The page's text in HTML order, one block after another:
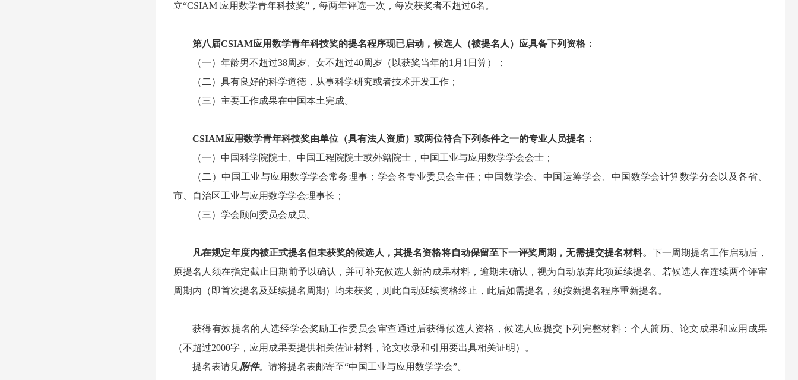
立“CSIAM 应用数学青年科技奖”，每两年评选一次，每次获奖者不超过6名。
第八届CSIAM应用数学青年科技奖的提名程序现已启动，候选人（被提名人）应具备下列资格：
（一）年龄男不超过38周岁、女不超过40周岁（以获奖当年的1月1日算）；
（二）具有良好的科学道德，从事科学研究或者技术开发工作；
（三）主要工作成果在中国本土完成。
CSIAM应用数学青年科技奖由单位（具有法人资质）或两位符合下列条件之一的专业人员提名：
（一）中国科学院院士、中国工程院院士或外籍院士，中国工业与应用数学学会会士；
（二）中国工业与应用数学学会常务理事；学会各专业委员会主任；中国数学会、中国运筹学会、中国数学会计算数学分会以及各省、
市、自治区工业与应用数学学会理事长；
（三）学会顾问委员会成员。
凡在规定年度内被正式提名但未获奖的候选人，其提名资格将自动保留至下一评奖周期，无需提交提名材料。 下一周期提名工作启动后，
原提名人须在指定截止日期前予以确认，并可补充候选人新的成果材料，逾期未确认，视为自动放弃此项延续提名。若候选人在连续两个评审
周期内（即首次提名及延续提名周期）均未获奖，则此自动延续资格终止，此后如需提名，须按新提名程序重新提名。
获得有效提名的人选经学会奖励工作委员会审查通过后获得候选人资格，候选人应提交下列完整材料：个人简历、论文成果和应用成果
（不超过2000字，应用成果要提供相关佐证材料，论文收录和引用要出具相关证明）。
提名表请见附件。请将提名表邮寄至“中国工业与应用数学学会”。